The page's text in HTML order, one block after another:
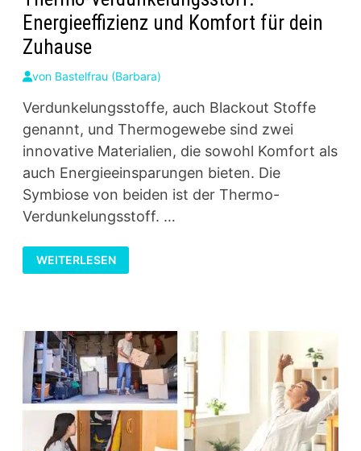
Energieeffizienz und Komfort für dein
Zuhause
von Bastelfrau (Barbara)
Verdunkelungsstoffe, auch Blackout Stoffe
genannt, und Thermogewebe sind zwei
innovative Materialien, die sowohl Komfort als
auch Energieeinsparungen bieten. Die
Symbiose von beiden ist der Thermo-
Verdunkelungsstoff. …
THERMO-
VERDUNKELUNGSSTOFF:
ENERGIEEFFIZIENZ
ZUHAUSE
WEITERLESEN